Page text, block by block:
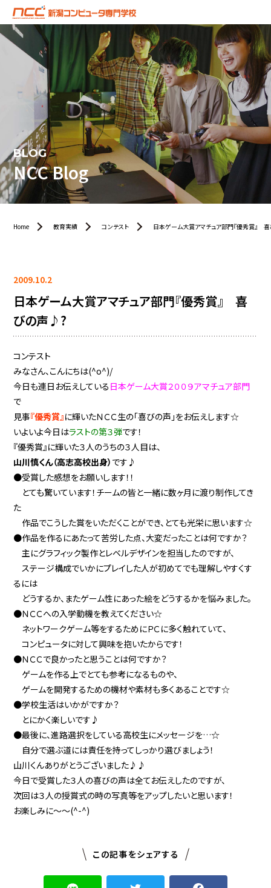
BLOG
NCC Blog
Home 教育実績 コンテスト 日本ゲーム大賞アマチュア部門『優秀賞』
2009.10.2
日本ゲーム大賞アマチュア部門『優秀賞』 喜
びの声♪?
コンテスト
みなさん、こんにちは(^o^)/
今日も連日お伝えしている 日本ゲーム大賞２００９アマチュア部門
で
見事『優秀賞』に輝いたＮＣＣ生の「喜びの声」をお伝えします☆
いよいよ今日はラストの第３弾です！
『優秀賞』に輝いた３人のうちの３人目は、
山川慎くん（高志高校出身） です♪
●受賞した感想をお願いします！！
とても驚いています！チームの皆と一緒に数ヶ月に渡り制作してき
た
作品でこうした賞をいただくことができ、とても光栄に思います☆
●作品を作るにあたって苦労した点、大変だったことは何ですか？
主にグラフィック製作とレベルデザインを担当したのですが、
ステージ構成でいかにプレイした人が初めてでも理解しやすくす
るには
どうするか、またゲーム性にあった絵をどうするかを悩みました。
●ＮＣＣへの入学動機を教えてください☆
ネットワークゲーム等をするためにＰＣに多く触れていて、
コンピュータに対して興味を抱いたからです！
●ＮＣＣで良かったと思うことは何ですか？
ゲームを作る上でとても参考になるものや、
ゲームを開発するための機材や素材も多くあることです☆
●学校生活はいかがですか？
とにかく楽しいです♪
●最後に、進路選択をしている高校生にメッセージを…☆
自分で選ぶ道には責任を持ってしっかり選びましょう！
山川くんありがとうございました♪♪
今日で受賞した３人の喜びの声は全てお伝えしたのですが、
次回は３人の授賞式の時の写真等をアップしたいと思います！
お楽しみに〜〜(^-^)
この記事をシェアする